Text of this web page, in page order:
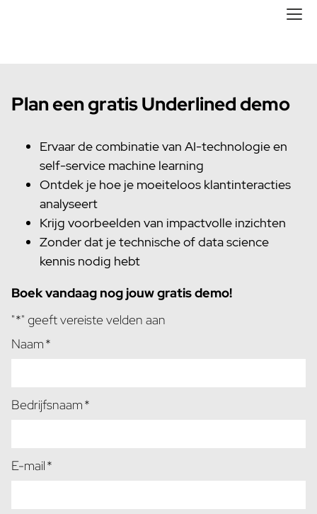
Plan een gratis Underlined demo
Ervaar de combinatie van AI-technologie en
self-service machine learning
Ontdek je hoe je moeiteloos klantinteracties
analyseert
Krijg voorbeelden van impactvolle inzichten
Zonder dat je technische of data science
kennis nodig hebt
Boek vandaag nog jouw gratis demo!
"*" geeft vereiste velden aan
Naam*
Bedrijfsnaam*
E-mail*